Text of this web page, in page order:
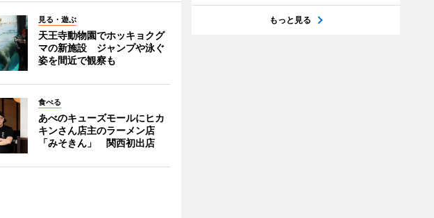
見る・遊ぶ
天王寺動物園でホッキョクグ
マの新施設 ジャンプや泳ぐ
姿を間近で観察も
食べる
あべのキューズモールにヒカ
キンさん店主のラーメン店
「みそきん」 関西初出店
もっと見る